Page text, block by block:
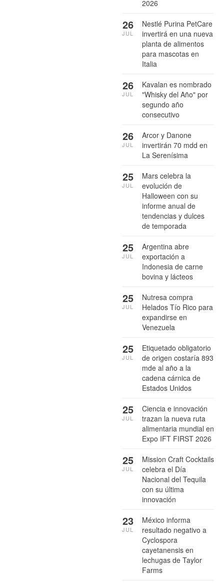
2026
Nestlé Purina PetCare
invertirá en una nueva
planta de alimentos
para mascotas en
Italia
26
JUL
Kavalan es nombrado
"Whisky del Año" por
segundo año
consecutivo
26
JUL
Arcor y Danone
invertirán 70 mdd en
La Serenísima
26
JUL
Mars celebra la
evolución de
Halloween con su
informe anual de
tendencias y dulces
de temporada
25
JUL
Argentina abre
exportación a
Indonesia de carne
bovina y lácteos
25
JUL
Nutresa compra
Helados Tío Rico para
expandirse en
Venezuela
25
JUL
Etiquetado obligatorio
de origen costaría 893
mde al año a la
cadena cárnica de
Estados Unidos
25
JUL
Ciencia e innovación
trazan la nueva ruta
alimentaria mundial en
Expo IFT FIRST 2026
25
JUL
Mission Craft Cocktails
celebra el Día
Nacional del Tequila
con su última
innovación
25
JUL
México informa
resultado negativo a
Cyclospora
cayetanensis en
lechugas de Taylor
Farms
23
JUL